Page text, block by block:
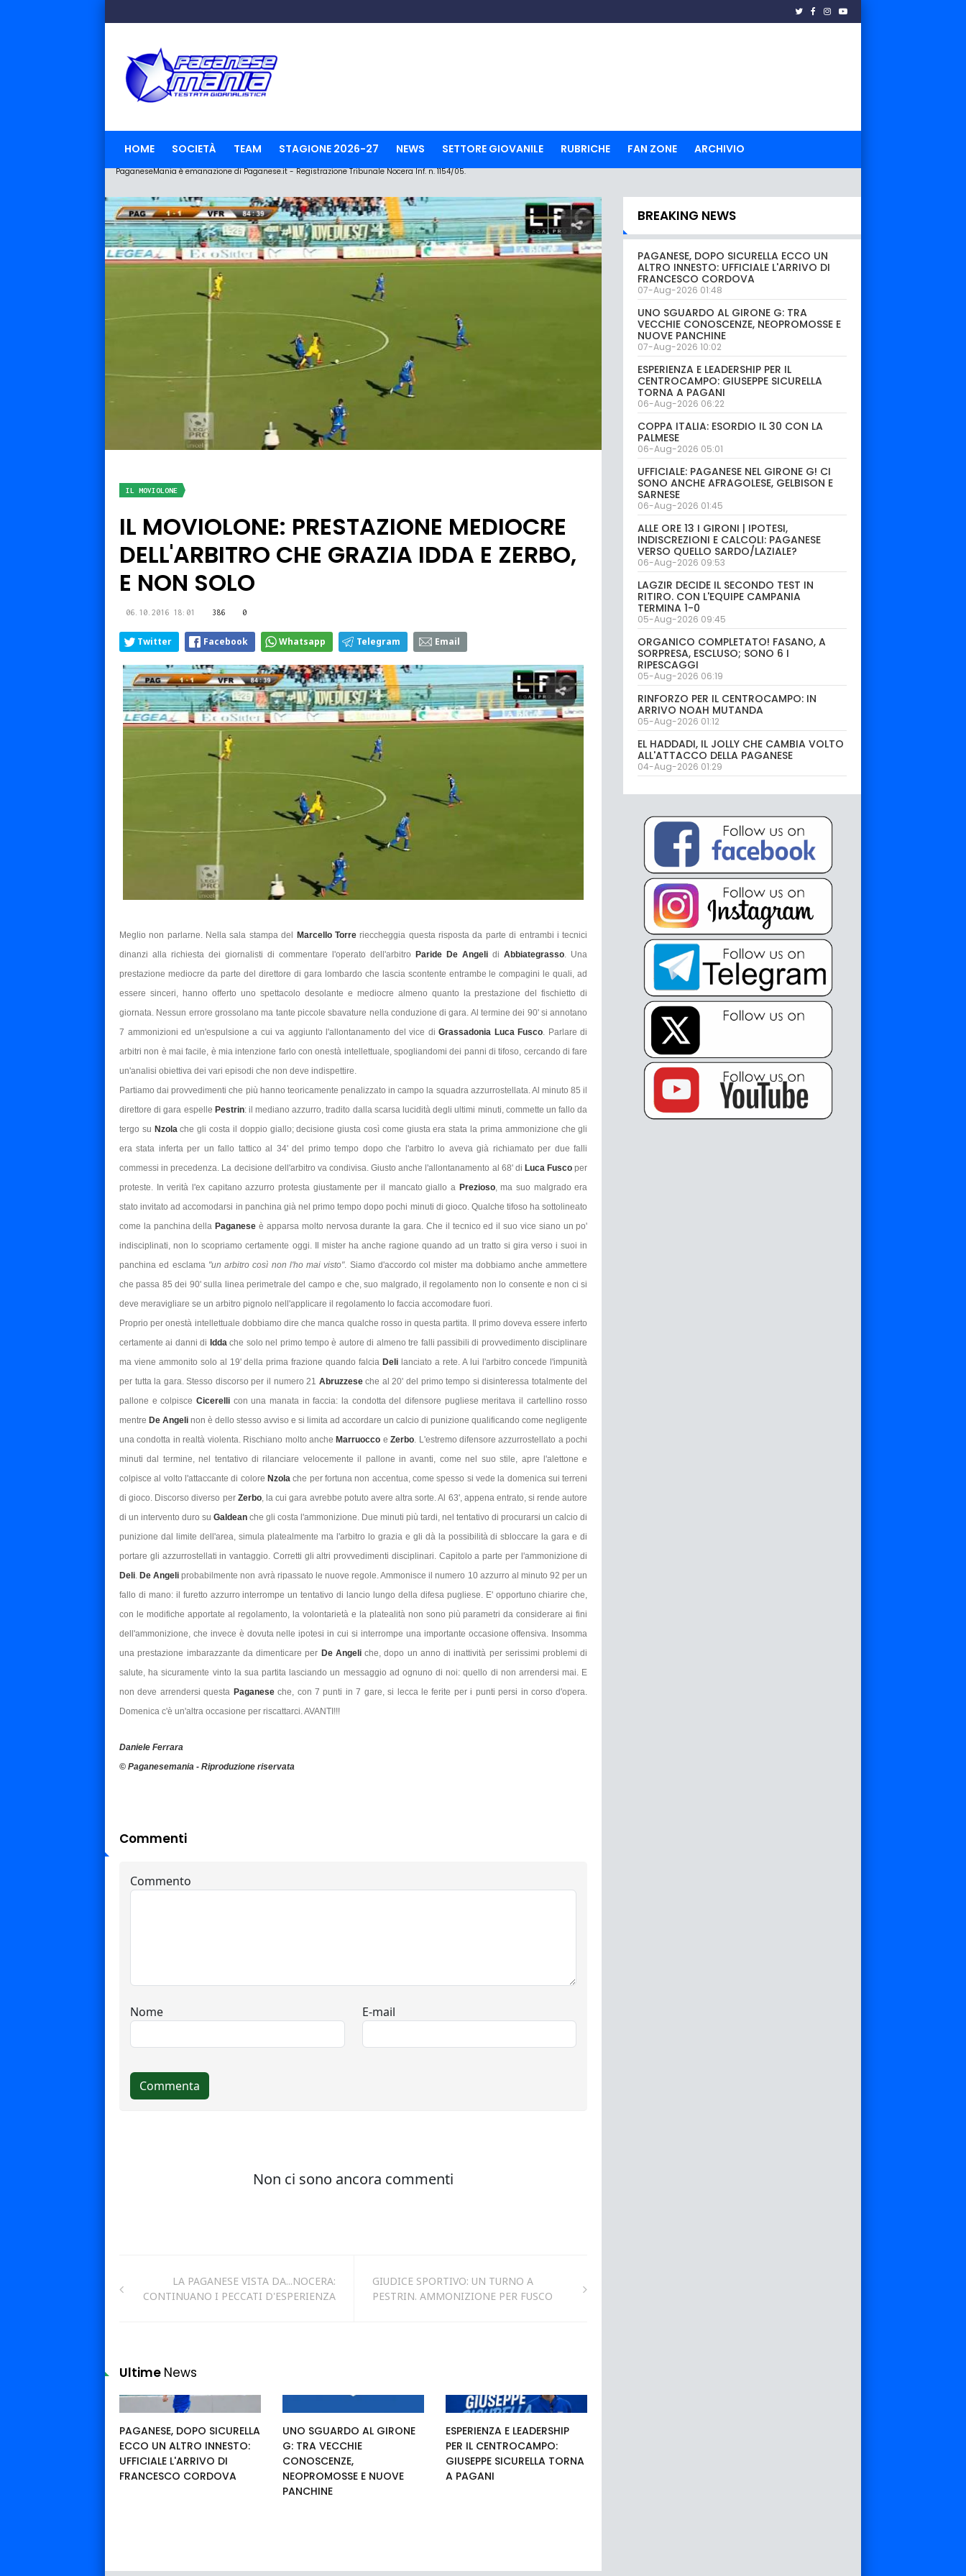
HOME SOCIETÀ TEAM STAGIONE 2026-27 NEWS SETTORE GIOVANILE RUBRICHE FAN ZONE ARCHIVIO
PaganeseMania è emanazione di Paganese.it - Registrazione Tribunale Nocera Inf. n. 1154/05.
IL MOVIOLONE
IL MOVIOLONE: PRESTAZIONE MEDIOCRE
DELL'ARBITRO CHE GRAZIA IDDA E ZERBO,
E NON SOLO
06.10.2016 18:01 386 0
Twitter Facebook Whatsapp Telegram Email
Meglio non parlarne. Nella sala stampa del Marcello Torrerieccheggia questa risposta da parte di entrambi i tecnici
dinanzi alla richiesta dei giornalisti di commentare l'operato dell'arbitro
Paride De Angeli diAbbiategrasso. Una
prestazione mediocre da parte del direttore di gara lombardo che lascia scontente entrambe le compagini le quali, ad
essere sinceri, hanno offerto uno spettacolo desolante e mediocre almeno quanto la prestazione del fischietto di
giornata. Nessun errore grossolano ma tante piccole sbavature nella conduzione di gara. Al termine dei 90' si annotano
7 ammonizioni ed un'espulsione a cui va aggiunto l'allontanamento del vice diGrassadonia Luca Fusco. Parlare di
arbitri non è mai facile, è mia intenzione farlo con onestà intellettuale, spogliandomi dei panni di tifoso, cercando di fare
un'analisi obiettiva dei vari episodi che non deve indispettire.
Partiamo dai provvedimenti che più hanno teoricamente penalizzato in campo la squadra azzurrostellata. Al minuto 85 il
direttore di gara espelle Pestrin: il mediano azzurro, tradito dalla scarsa lucidità degli ultimi minuti, commette un fallo da
tergo su Nzolache gli costa il doppio giallo; decisione giusta così come giusta era stata la prima ammonizione che gli
era stata inferta per un fallo tattico al 34' del primo tempo dopo che l'arbitro lo aveva già richiamato per due falli
commessi in precedenza. La decisione dell'arbitro va condivisa. Giusto anche l'allontanamento al 68' di Luca Fusco per
proteste. In verità l'ex capitano azzurro protesta giustamente per il mancato giallo a Prezioso, ma suo malgrado era
stato invitato ad accomodarsi in panchina già nel primo tempo dopo pochi minuti di gioco. Qualche tifoso ha sottolineato
come la panchina della Paganeseè apparsa molto nervosa durante la gara. Che il tecnico ed il suo vice siano un po'
indisciplinati, non lo scopriamo certamente oggi. Il mister ha anche ragione quando ad un tratto si gira verso i suoi in
panchina ed esclama "un arbitro così non l'ho mai visto". Siamo d'accordo col mister ma dobbiamo anche ammettere
che passa 85 dei 90' sulla linea perimetrale del campo e che, suo malgrado, il regolamento non lo consente e non ci si
deve meravigliare se un arbitro pignolo nell'applicare il regolamento lo faccia accomodare fuori.
Proprio per onestà intellettuale dobbiamo dire che manca qualche rosso in questa partita. Il primo doveva essere inferto
certamente ai danni di Iddache solo nel primo tempo è autore di almeno tre falli passibili di provvedimento disciplinare
ma viene ammonito solo al 19' della prima frazione quando falcia Deli lanciato a rete. A lui l'arbitro concede l'impunità
per tutta la gara. Stesso discorso per il numero 21 Abruzzeseche al 20' del primo tempo si disinteressa totalmente del
pallone e colpisce Cicerelli con una manata in faccia: la condotta del difensore pugliese meritava il cartellino rosso
mentre De Angelinon è dello stesso avviso e si limita ad accordare un calcio di punizione qualificando come negligente
una condotta in realtà violenta. Rischiano molto anche Marruocco eZerbo. L'estremo difensore azzurrostellato a pochi
minuti dal termine, nel tentativo di rilanciare velocemente il pallone in avanti, come nel suo stile, apre l'alettone e
colpisce al volto l'attaccante di colore Nzolache per fortuna non accentua, come spesso si vede la domenica sui terreni
di gioco. Discorso diverso per Zerbo, la cui gara avrebbe potuto avere altra sorte. Al 63', appena entrato, si rende autore
di un intervento duro suGaldeanche gli costa l'ammonizione. Due minuti più tardi, nel tentativo di procurarsi un calcio di
punizione dal limite dell'area, simula platealmente ma l'arbitro lo grazia e gli dà la possibilità di sbloccare la gara e di
portare gli azzurrostellati in vantaggio. Corretti gli altri provvedimenti disciplinari. Capitolo a parte per l'ammonizione di
Deli. De Angeliprobabilmente non avrà ripassato le nuove regole. Ammonisce il numero 10 azzurro al minuto 92 per un
fallo di mano: il furetto azzurro interrompe un tentativo di lancio lungo della difesa pugliese. E' opportuno chiarire che,
con le modifiche apportate al regolamento, la volontarietà e la platealità non sono più parametri da considerare ai fini
dell'ammonizione, che invece è dovuta nelle ipotesi in cui si interrompe una importante occasione offensiva. Insomma
una prestazione imbarazzante da dimenticare per De Angeliche, dopo un anno di inattività per serissimi problemi di
salute, ha sicuramente vinto la sua partita lasciando un messaggio ad ognuno di noi: quello di non arrendersi mai. E
non deve arrendersi questa Paganeseche, con 7 punti in 7 gare, si lecca le ferite per i punti persi in corso d'opera.
Domenica c'è un'altra occasione per riscattarci. AVANTI!!!
Daniele Ferrara
© Paganesemania - Riproduzione riservata
Commenti
LA PAGANESE VISTA DA...NOCERA:
CONTINUANO I PECCATI D'ESPERIENZA
GIUDICE SPORTIVO: UN TURNO A
PESTRIN. AMMONIZIONE PER FUSCO
Ultime News
PAGANESE, DOPO SICURELLA
ECCO UN ALTRO INNESTO:
UFFICIALE L'ARRIVO DI
FRANCESCO CORDOVA
UNO SGUARDO AL GIRONE
G: TRA VECCHIE
CONOSCENZE,
NEOPROMOSSE E NUOVE
PANCHINE
ESPERIENZA E LEADERSHIP
PER IL CENTROCAMPO:
GIUSEPPE SICURELLA TORNA
A PAGANI
BREAKING NEWS
PAGANESE, DOPO SICURELLA ECCO UN
ALTRO INNESTO: UFFICIALE L'ARRIVO DI
FRANCESCO CORDOVA
07-Aug-2026 01:48
UNO SGUARDO AL GIRONE G: TRA
VECCHIE CONOSCENZE, NEOPROMOSSE E
NUOVE PANCHINE
07-Aug-2026 10:02
ESPERIENZA E LEADERSHIP PER IL
CENTROCAMPO: GIUSEPPE SICURELLA
TORNA A PAGANI
06-Aug-2026 06:22
COPPA ITALIA: ESORDIO IL 30 CON LA
PALMESE
06-Aug-2026 05:01
UFFICIALE: PAGANESE NEL GIRONE G! CI
SONO ANCHE AFRAGOLESE, GELBISON E
SARNESE
06-Aug-2026 01:45
ALLE ORE 13 I GIRONI | IPOTESI,
INDISCREZIONI E CALCOLI: PAGANESE
VERSO QUELLO SARDO/LAZIALE?
06-Aug-2026 09:53
LAGZIR DECIDE IL SECONDO TEST IN
RITIRO. CON L'EQUIPE CAMPANIA
TERMINA 1-0
05-Aug-2026 09:45
ORGANICO COMPLETATO! FASANO, A
SORPRESA, ESCLUSO; SONO 6 I
RIPESCAGGI
05-Aug-2026 06:19
RINFORZO PER IL CENTROCAMPO: IN
ARRIVO NOAH MUTANDA
05-Aug-2026 01:12
EL HADDADI, IL JOLLY CHE CAMBIA VOLTO
ALL'ATTACCO DELLA PAGANESE
04-Aug-2026 01:29